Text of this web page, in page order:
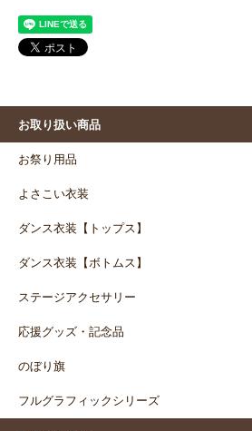
お取り扱い商品
お祭り用品
よさこい衣装
ダンス衣装【トップス】
ダンス衣装【ボトムス】
ステージアクセサリー
応援グッズ・記念品
のぼり旗
フルグラフィックシリーズ